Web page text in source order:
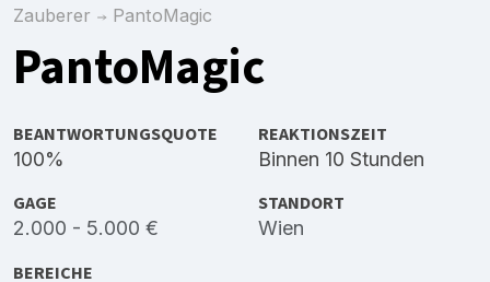
Zauberer
PantoMagic
PantoMagic
BEANTWORTUNGSQUOTE
100%
REAKTIONSZEIT
Binnen 10 Stunden
GAGE
2.000 - 5.000 €
STANDORT
Wien
BEREICHE